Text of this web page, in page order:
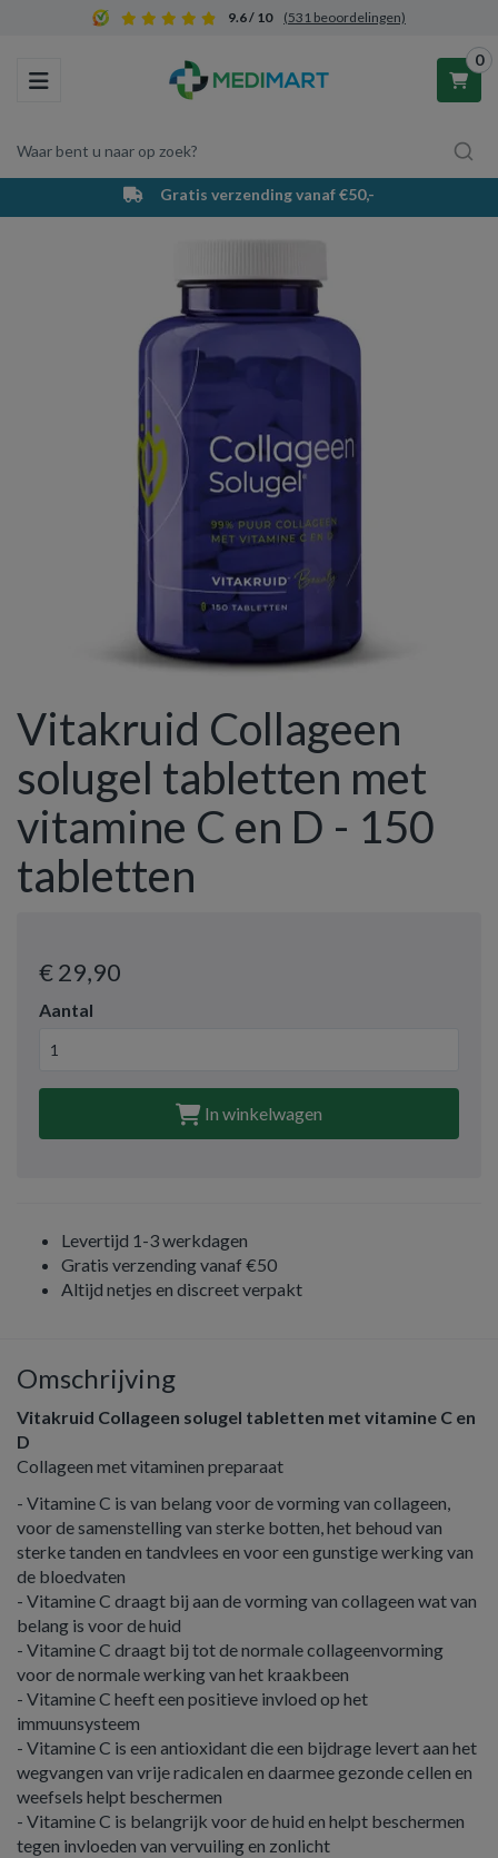
9.6 / 10 (531 beoordelingen)
Toggle navigation
Waar bent u naar op zoek?
0
Winkelwagen
Uw winkelwagen is leeg.
Vul hem met producten.
Gratis verzending vanaf €50,-
Vitakruid Collageen
solugel tabletten met
vitamine C en D - 150
tabletten
€ 29,90
Aantal
In winkelwagen
Levertijd 1-3 werkdagen
Gratis verzending vanaf €50
Altijd netjes en discreet verpakt
Omschrijving
Vitakruid Collageen solugel tabletten met vitamine C en
D
Collageen met vitaminen preparaat
- Vitamine C is van belang voor de vorming van collageen,
voor de samenstelling van sterke botten, het behoud van
sterke tanden en tandvlees en voor een gunstige werking van
de bloedvaten
- Vitamine C draagt bij aan de vorming van collageen wat van
belang is voor de huid
- Vitamine C draagt bij tot de normale collageenvorming
voor de normale werking van het kraakbeen
- Vitamine C heeft een positieve invloed op het
immuunsysteem
- Vitamine C is een antioxidant die een bijdrage levert aan het
wegvangen van vrije radicalen en daarmee gezonde cellen en
weefsels helpt beschermen
- Vitamine C is belangrijk voor de huid en helpt beschermen
tegen invloeden van vervuiling en zonlicht